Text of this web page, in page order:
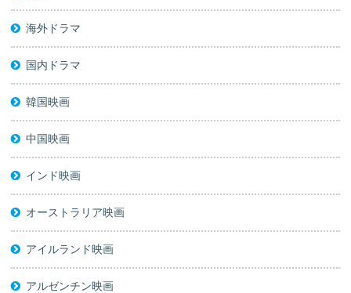
海外ドラマ
国内ドラマ
韓国映画
中国映画
インド映画
オーストラリア映画
アイルランド映画
アルゼンチン映画